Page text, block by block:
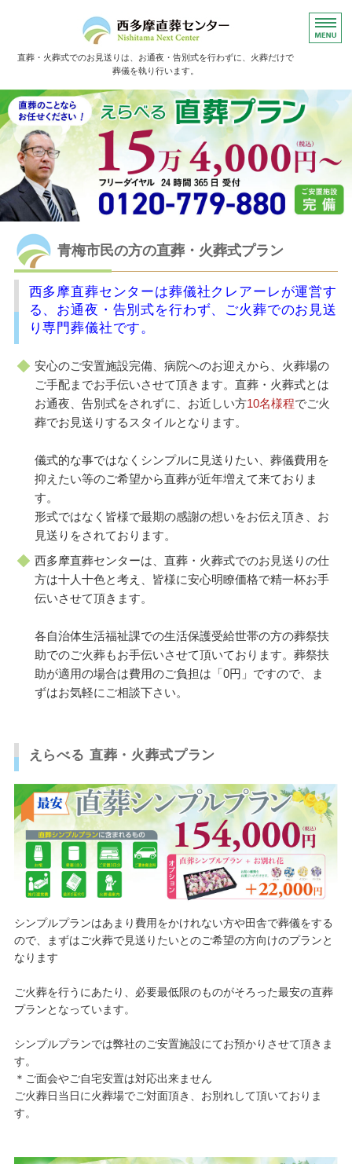
直葬・火葬式でのお見送りは、お通夜・告別式を行わずに、火葬だけで
葬儀を執り行います。
ホーム
直葬の流れ
よくあるご質問
お葬儀事例
お客様の声
青梅市民の方の直葬・火葬式プラン
西多摩直葬センターは葬儀社クレアーレが運営す
る、お通夜・告別式を行わず、ご火葬でのお見送
り専門葬儀社です。
安心のご安置施設完備、病院へのお迎えから、火葬場の
ご手配までお手伝いさせて頂きます。直葬・火葬式とは
お通夜、告別式をされずに、お近しい方10名様程でご火
葬でお見送りするスタイルとなります。
儀式的な事ではなくシンプルに見送りたい、葬儀費用を
抑えたい等のご希望から直葬が近年増えて来ておりま
す。
形式ではなく皆様で最期の感謝の想いをお伝え頂き、お
見送りをされております。
西多摩直葬センターは、直葬・火葬式でのお見送りの仕
方は十人十色と考え、皆様に安心明瞭価格で精一杯お手
伝いさせて頂きます。
各自治体生活福祉課での生活保護受給世帯の方の葬祭扶
助でのご火葬もお手伝いさせて頂いております。葬祭扶
助が適用の場合は費用のご負担は「0円」ですので、ま
ずはお気軽にご相談下さい。
えらべる 直葬・火葬式プラン
シンプルプランはあまり費用をかけれない方や田舎で葬儀をする
ので、まずはご火葬で見送りたいとのご希望の方向けのプランと
なります
ご火葬を行うにあたり、必要最低限のものがそろった最安の直葬
プランとなっています。
シンプルプランでは弊社のご安置施設にてお預かりさせて頂きま
す。
＊ご面会やご自宅安置は対応出来ません
ご火葬日当日に火葬場でご対面頂き、お別れして頂いておりま
す。